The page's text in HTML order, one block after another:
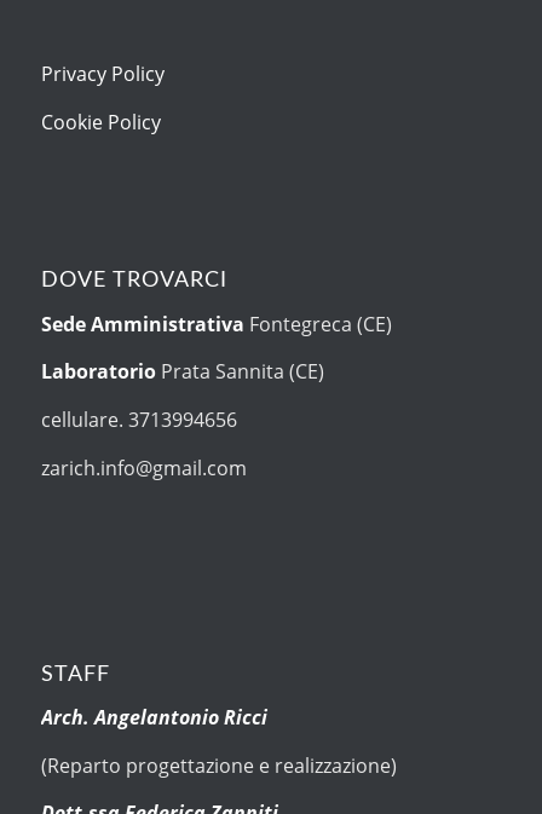
Privacy Policy
Cookie Policy
DOVE TROVARCI
Sede Amministrativa Fontegreca (CE)
Laboratorio Prata Sannita (CE)
cellulare. 3713994656
zarich.info@gmail.com
STAFF
Arch. Angelantonio Ricci
(Reparto progettazione e realizzazione)